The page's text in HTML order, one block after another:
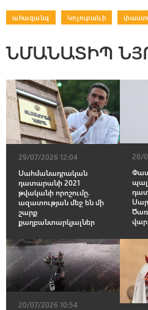
ահազանգ Կոչուբաևի
ՆՄԱՆԱՏԻՊ
29/07/2026 12:04
Սահմանադրական
դատարանի 2021
թվականի որոշումը.
ազատության մեջ են մի
շարք
քաղբանտարկյալներ
28/
20/07/2026 10:54